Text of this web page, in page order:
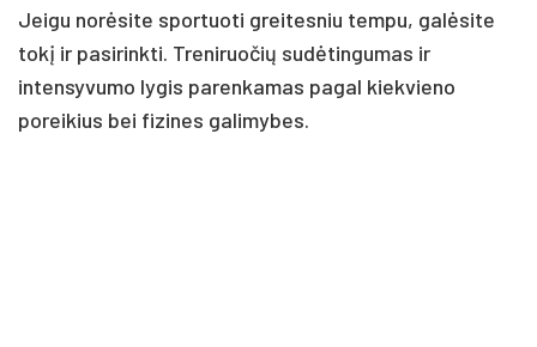
Jeigu norėsite sportuoti greitesniu tempu, galėsite
tokį ir pasirinkti. Treniruočių sudėtingumas ir
intensyvumo lygis parenkamas pagal kiekvieno
poreikius bei fizines galimybes.